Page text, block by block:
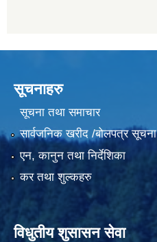
सूचनाहरु
सूचना तथा समाचार
सार्वजनिक खरीद /बोलपत्र सूचना
एन, कानुन तथा निर्देशिका
कर तथा शुल्कहरु
विधुतीय शुसासन सेवा